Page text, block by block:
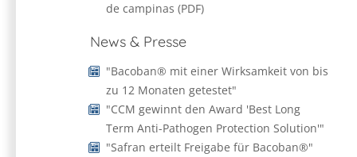
de campinas (PDF)
News & Presse
"Bacoban® mit einer Wirksamkeit von bis
zu 12 Monaten getestet"
"CCM gewinnt den Award 'Best Long
Term Anti-Pathogen Protection Solution'"
"Safran erteilt Freigabe für Bacoban®"